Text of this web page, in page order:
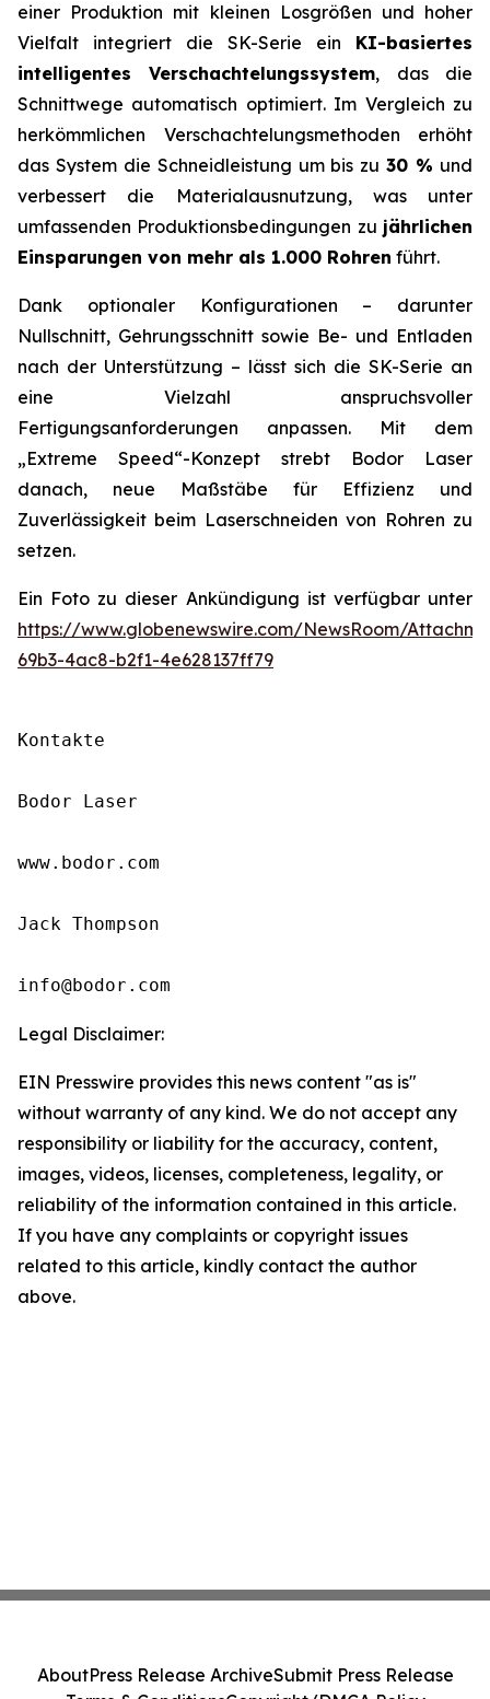
einer Produktion mit kleinen Losgrößen und hoher
Vielfalt integriert die SK-Serie ein KI-basiertes
intelligentes Verschachtelungssystem, das die
Schnittwege automatisch optimiert. Im Vergleich zu
herkömmlichen Verschachtelungsmethoden erhöht
das System die Schneidleistung um bis zu30 % und
verbessert die Materialausnutzung, was unter
umfassenden Produktionsbedingungen zu jährlichen
Einsparungen von mehr als 1.000 Rohren führt.
Dank optionaler Konfigurationen – darunter
Nullschnitt, Gehrungsschnitt sowie Be- und Entladen
nach der Unterstützung – lässt sich die SK-Serie an
eine Vielzahl anspruchsvoller
Fertigungsanforderungen anpassen. Mit dem
„Extreme Speed“-Konzept strebt Bodor Laser
danach, neue Maßstäbe für Effizienz und
Zuverlässigkeit beim Laserschneiden von Rohren zu
setzen.
Ein Foto zu dieser Ankündigung ist verfügbar unter
https://www.globenewswire.com/NewsRoom/
69b3-4ac8-b2f1-4e628137ff79
Kontakte
Bodor Laser
www.bodor.com
Jack Thompson
info@bodor.com
Legal Disclaimer:
EIN Presswire provides this news content "as is"
without warranty of any kind. We do not accept any
responsibility or liability for the accuracy, content,
images, videos, licenses, completeness, legality, or
reliability of the information contained in this article.
If you have any complaints or copyright issues
related to this article, kindly contact the author
above.
AboutPress Release ArchiveSubmit Press Release